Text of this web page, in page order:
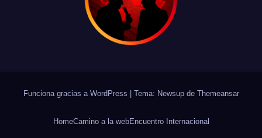
Funciona gracias a WordPress | Tema: Newsup de Themeansar
HomeCamino a la webEncuentro Internacional